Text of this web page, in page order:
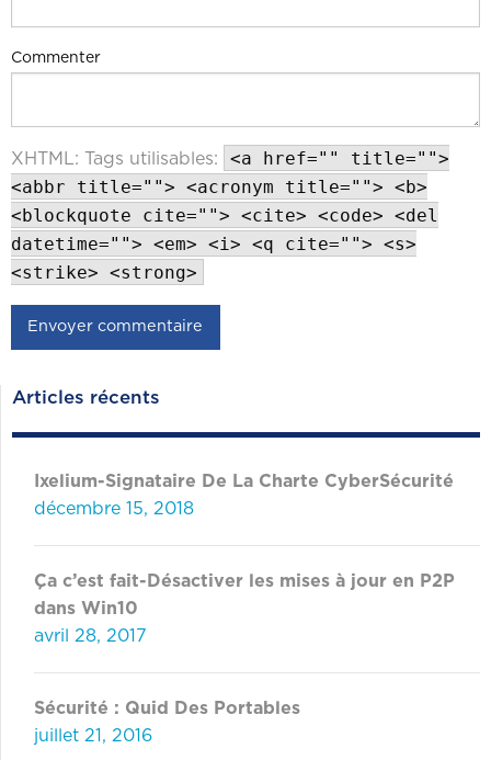
Commenter
XHTML: Tags utilisables:
<a href="" title="">
<abbr title=""> <acronym title=""> <b>
<blockquote cite=""> <cite> <code> <del
datetime=""> <em> <i> <q cite=""> <s>
<strike> <strong>
Articles récents
Ixelium-Signataire De La Charte CyberSécurité
décembre 15, 2018
Ça c’est fait-Désactiver les mises à jour en P2P
dans Win10
avril 28, 2017
Sécurité : Quid Des Portables
juillet 21, 2016